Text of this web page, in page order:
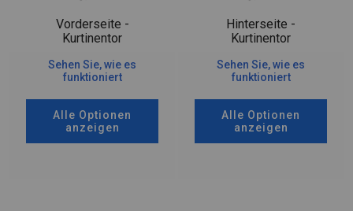
Vorderseite -
Kurtinentor
Sehen Sie, wie es
funktioniert
Alle Optionen
anzeigen
Hinterseite -
Kurtinentor
Sehen Sie, wie es
funktioniert
Alle Optionen
anzeigen